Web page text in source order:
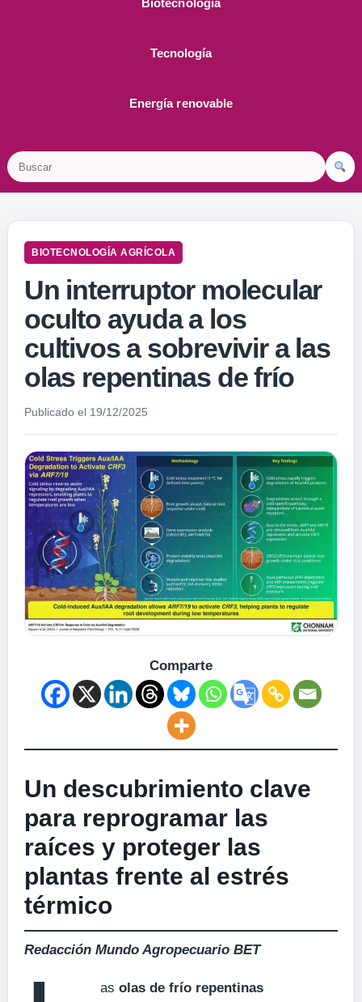
Biotecnología
Tecnología
Energía renovable
BIOTECNOLOGÍA AGRÍCOLA
Un interruptor molecular
oculto ayuda a los
cultivos a sobrevivir a las
olas repentinas de frío
Publicado el 19/12/2025
Comparte
Un descubrimiento clave
para reprogramar las
raíces y proteger las
plantas frente al estrés
térmico
Redacción Mundo Agropecuario BET
asolas de frío repentinas